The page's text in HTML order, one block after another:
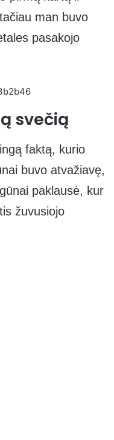
man buvo
pasakojo
svečią
faktą, kurio
buvo atvažiavę,
paklausė, kur
žuvusiojo